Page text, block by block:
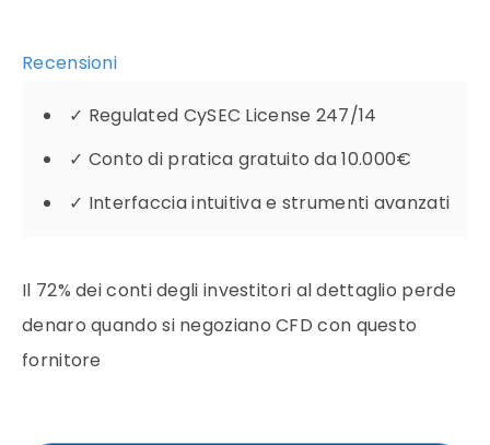
Recensioni
✓ Regulated CySEC License 247/14
✓ Conto di pratica gratuito da 10.000€
✓ Interfaccia intuitiva e strumenti avanzati
Il 72% dei conti degli investitori al dettaglio perde
denaro quando si negoziano CFD con questo
fornitore